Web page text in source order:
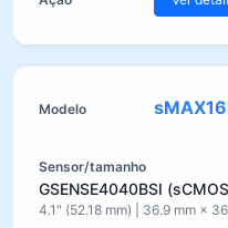
GSENSE4040BSI
4.1" (52.18 mm) | 36.9 mm ×